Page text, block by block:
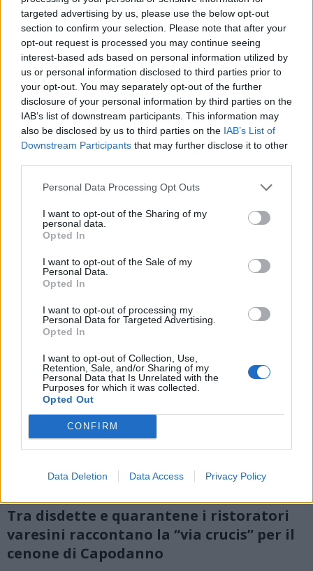
targeted advertising by us, please use the below opt-out
section to confirm your selection. Please note that after your
opt-out request is processed you may continue seeing
interest-based ads based on personal information utilized by
us or personal information disclosed to third parties prior to
your opt-out. You may separately opt-out of the further
disclosure of your personal information by third parties on the
IAB’s list of downstream participants. This information may
also be disclosed by us to third parties on the IAB’s List of
Downstream Participants that may further disclose it to other
Personal Data Processing Opt Outs
I want to opt-out of the Sharing of my
personal data.
Opted In
I want to opt-out of the Sale of my
Personal Data.
Opted In
I want to opt-out of processing my
Personal Data for Targeted Advertising.
Opted In
I want to opt-out of Collection, Use,
Retention, Sale, and/or Sharing of my
Personal Data that Is Unrelated with the
Purposes for which it was collected.
Opted Out
CONFIRM
Data Deletion Data Access Privacy Policy
Gran Galà di Capodanno all’Unahotels di
Varese
Tra disdette e quarantene i ristoratori
varesini raccontano la “via crucis” per il
cenone di Capodanno